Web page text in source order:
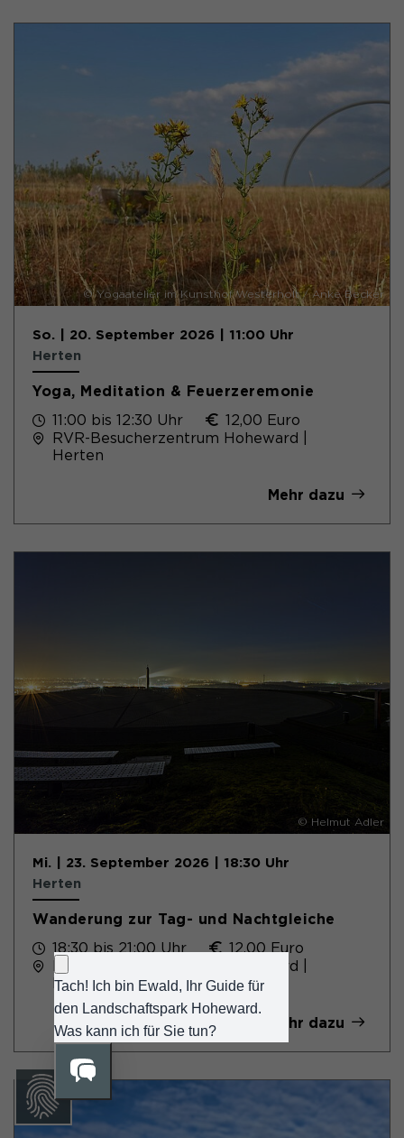
© Yogaatelier im Kunsthof Westerholt / Anke Becker
So. | 20. September 2026 | 11:00 Uhr
Herten
Yoga, Meditation & Feuerzeremonie
11:00 bis 12:30 Uhr
12,00 Euro
RVR-Besucherzentrum Hoheward |
Herten
Mehr dazu
© Helmut Adler
Mi. | 23. September 2026 | 18:30 Uhr
Herten
Wanderung zur Tag- und Nachtgleiche
18:30 bis 21:00 Uhr
12,00 Euro
RVR-Besucherzentrum Hoheward |
Herten
Mehr dazu